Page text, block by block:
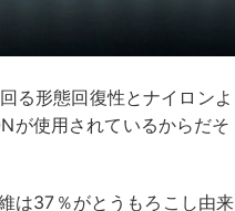
る形態回復性とナイロンよ
が使用されているからだそ
は37％がとうもろこし由来